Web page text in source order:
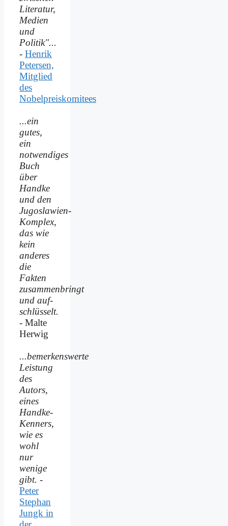
Literatur,
Medien
und
Politik"...
- Henrik
Petersen,
Mitglied
des
Nobelpreiskomitees
...ein
gutes,
ein
notwendiges
Buch
über
Handke
und den
Jugoslawien-
Komplex,
das wie
kein
anderes
die
Fakten
zusammenbringt
und auf­
schlüsselt.
- Malte
Herwig
...bemerkenswerte
Leistung
des
Autors,
eines
Handke-
Kenners,
wie es
wohl
nur
wenige
gibt. -
Peter
Stephan
Jungk in